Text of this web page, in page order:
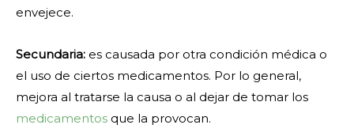
envejece.
Secundaria: es causada por otra condición médica o
el uso de ciertos medicamentos. Por lo general,
mejora al tratarse la causa o al dejar de tomar los
medicamentos que la provocan.